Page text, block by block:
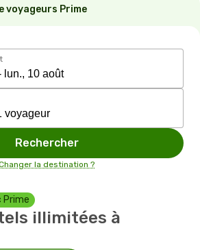
voyageurs Prime
Rechercher
la destination ?
Prime
illimitées à